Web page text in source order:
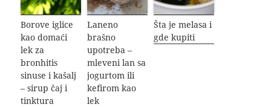
Borove iglice
kao domaći
lek za
bronhitis
sinuse i kašalj
– sirup čaj i
tinktura
Laneno
brašno
upotreba –
mleveni lan sa
jogurtom ili
kefirom kao
lek
Šta je melasa i
gde kupiti